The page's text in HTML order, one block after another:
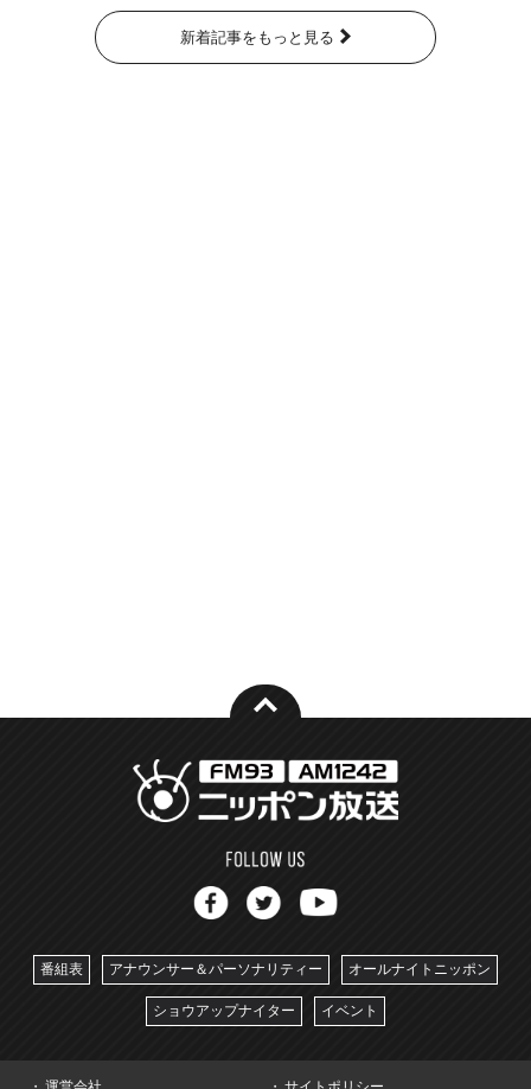
新着記事をもっと見る
番組表 アナウンサー＆パーソナリティー オールナイトニッポン
ショウアップナイター イベント